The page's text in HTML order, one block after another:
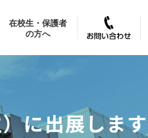
在校生・保護者
の方へ
に出展します